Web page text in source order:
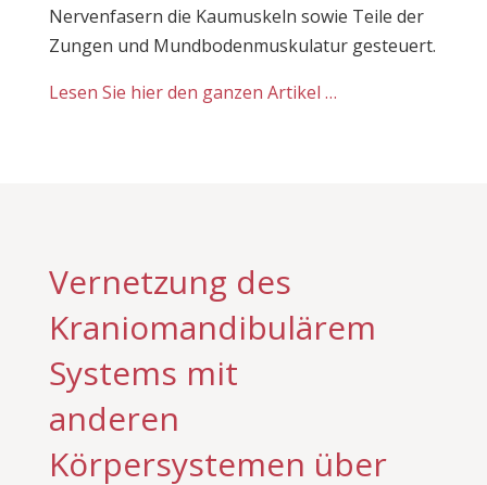
Nervenfasern die Kaumuskeln sowie Teile der
Zungen und Mundbodenmuskulatur gesteuert.
Lesen Sie hier den ganzen Artikel …
Vernetzung des
Kraniomandibulärem
Systems mit
anderen
Körpersystemen über